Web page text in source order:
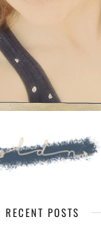
RECENT POSTS